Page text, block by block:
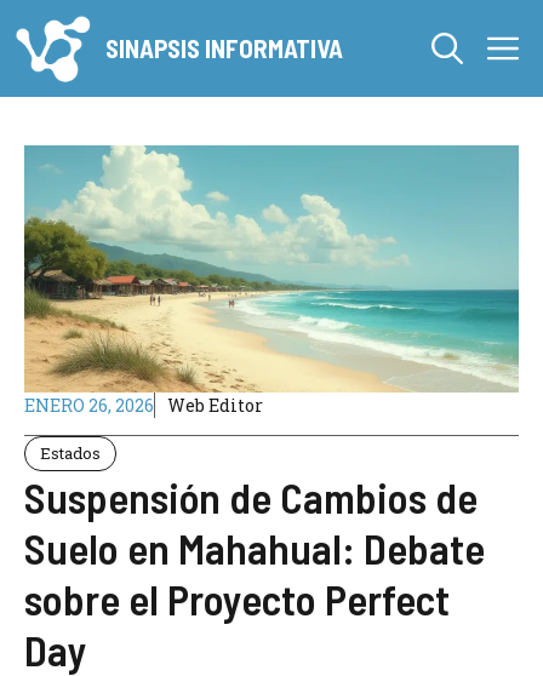
al
contenido
SINAPSIS INFORMATIVA
ENERO 26, 2026 Web Editor
Estados
Suspensión de Cambios de
Suelo en Mahahual: Debate
sobre el Proyecto Perfect
Day